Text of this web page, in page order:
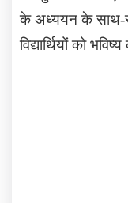
के अध्ययन के साथ-
विद्यार्थियों को